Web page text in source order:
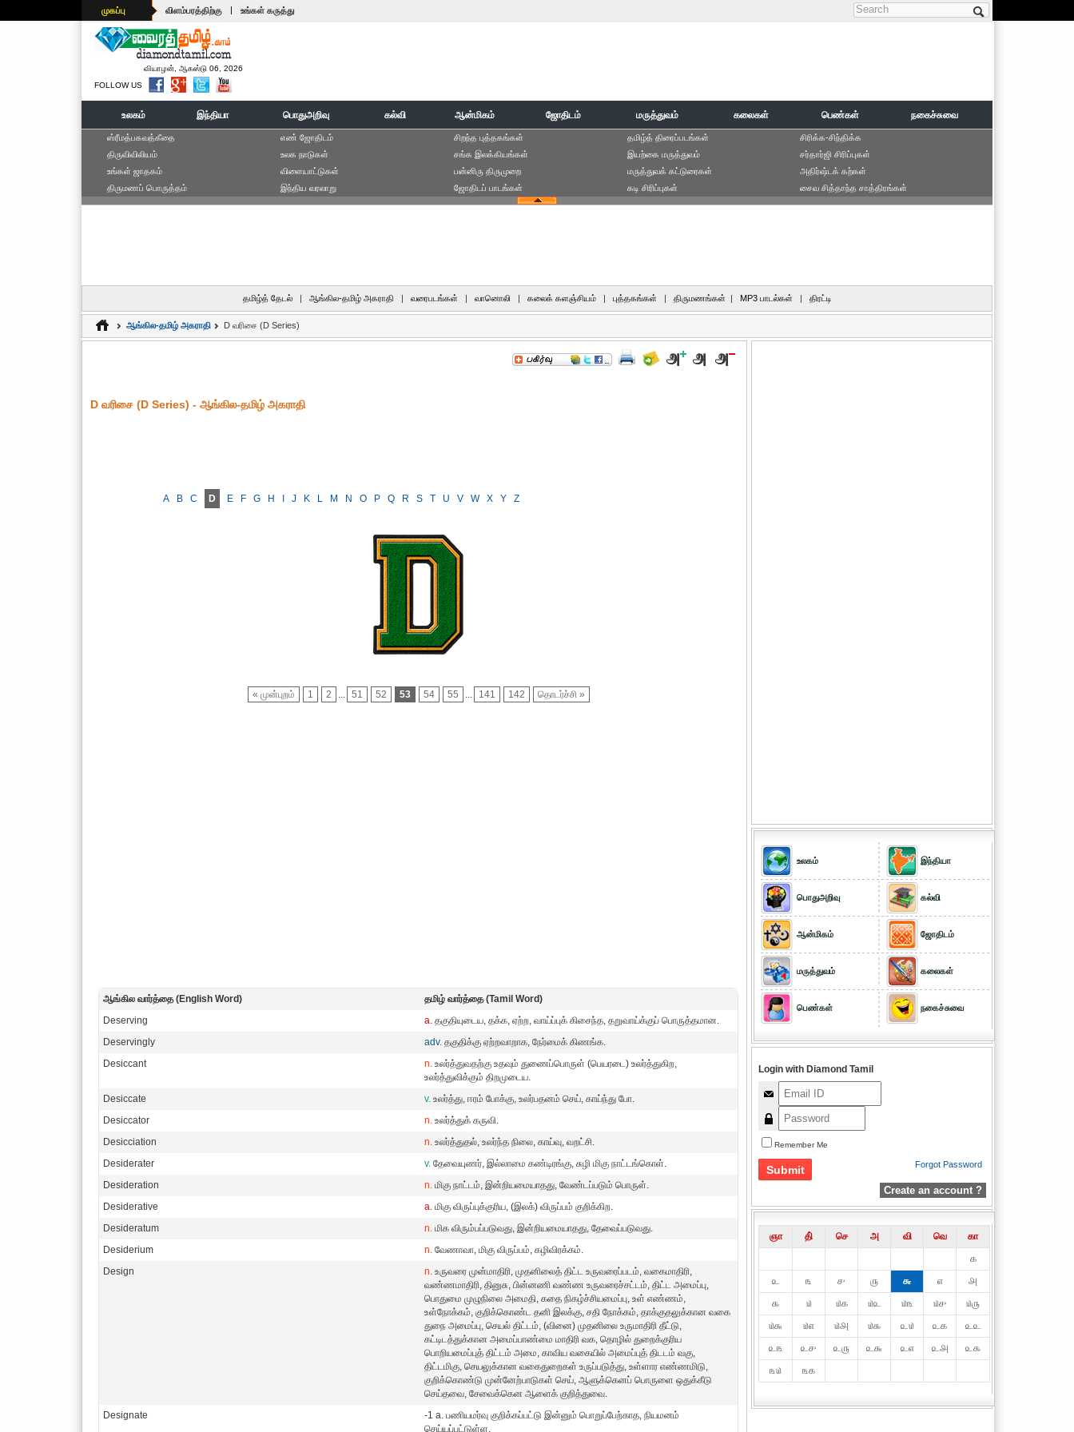
முகப்பு விளம்பரத்திற்கு | உங்கள் கருத்து Search form
வியாழன், ஆகஸ்டு 06, 2026
FOLLOW US
உலகம் இந்தியா பொதுஅறிவு கல்வி ஆன்மிகம் ஜோதிடம் மருத்துவம் கலைகள் பெண்கள் நகைச்சுவை
ஸ்ரீமத்பகவத்கீதை
திருவிவிலியம்
உங்கள் ஜாதகம்
திருமணப் பொருத்தம்
எ‌ண் ஜோ‌திட‌ம்
உலக நாடுகள்
விளையாட்டுகள்
இந்திய வரலாறு
சிறந்த புத்தகங்கள்
சங்க இலக்கியங்கள்
பன்னிரு திருமுறை
ஜோதிடப் பாடங்கள்
தமிழ்த் திரைப்படங்கள்
இயற்கை மருத்துவம்
மருத்துவக் கட்டுரைகள்
கடி சிரிப்புகள்
சிரிக்க-சிந்திக்க
சர்தார்ஜி சிரிப்புகள்
அதிர்ஷ்டக் கற்கள்
சைவ சித்தாந்த சாத்திரங்கள்
தமிழ்த் தேடல் | ஆங்கில-தமிழ் அகராதி | வரைபடங்கள் | வானொலி | கலைக் களஞ்சியம் | புத்தகங்கள் | திருமணங்கள் | MP3 பாடல்கள் | திரட்டி
ஆங்கில-தமிழ் அகராதி D வரிசை (D Series)
D வரிசை (D Series) - ஆங்கில-தமிழ் அகராதி
A B C D E F G H J K L M N O P Q R S T U V W X Y Z
« முன்புறம் 1 2 ... 51 52 53 54 55 ... 141 142 தொடர்ச்சி »
ஆங்கில வார்த்தை (English Word)
தமிழ் வார்த்தை (Tamil Word)
Deserving
a. தகுதியுடைய, தக்க, ஏற்ற, வாய்ப்புக் கிசைந்த, தறுவாய்க்குப் பொருத்தமான.
Deservingly
adv. தகுதிக்கு ஏற்றவாறாக, நேர்மைக் கிணங்க.
Desiccant
n. உலர்த்துவதற்கு உதவும் துணைப்பொருள் (பெயரடை) உலர்த்துகிற,
உலர்த்துவிக்கும் திறமுடைய.
Desiccate
v. உலர்த்து, ஈரம் போக்கு, உலர்பதனம் செய், காய்ந்து போ.
Desiccator
n. உலர்த்துக் கருவி.
Desicciation
n. உலர்த்துதல், உலர்ந்த நிலை, காய்வு, வறட்சி.
Desiderater
v. தேவையுணர், இல்லாமை கண்டிரங்கு, சுழி மிகு நாட்டங்கொள்.
Desideration
n. மிகு நாட்டம், இன்றியமையாதது, வேண்டப்படும் பொருள்.
Desiderative
a. மிகு விருப்புக்குரிய, (இலக்) விருப்பம் குறிக்கிற.
Desideratum
n. மிக விரும்பப்படுவது, இன்றியமையாதது, தேவைப்படுவது.
Desiderium
n. வேணாவா, மிகு விருப்பம், கழிவிரக்கம்.
Design
n. உருவரை முன்மாதிரி, முதனிலைத் திட்ட உருவரைப்படம், வகைமாதிரி,
வண்ணமாதிரி, தினுசு, பின்னணி வண்ண உருவரைச்சட்டம், திட்ட அமைப்பு,
பொதுமை முழுநிலை அமைதி, கதை நிகழ்ச்சியமைப்பு, உள் எண்ணம்,
உள்நோக்கம், குறிக்கொண்ட தனி இலக்கு, சதி நோக்கம், தாக்குதலுக்கான வகை
துநை அமைப்பு, செயல் திட்டம், (வினை) முதனிலை உருமாதிரி தீட்டு,
கட்டிடத்துக்கான அமைப்பாண்மை மாதிரி வக, தொழில் துறைக்குரிய
பொறியமைப்புத் திட்டம் அமை, காவிய வகையில் அமைப்புத் திடடம் வகு,
திட்டமிகு, செயலுக்கான வகைதுறைகள் உருப்படுத்து, உள்ளார எண்ணமிடு,
குறிக்கொண்டு முன்னேற்பாடுகள் செய், ஆளுக்கெனப் பொருளை ஒதுக்கீடு
செய்தவை, சேவைக்கென ஆளைக் குறித்துவை.
Designate
-1 a. பணியமர்வு குறிக்கப்பட்டு இன்னும் பொறுப்பேற்காத, நியமனம்
செய்யப்பட்டுள்ள.
உலகம்
பொதுஅறிவு
ஆன்மிகம்
மருத்துவம்
பெண்கள்
இந்தியா
கல்வி
ஜோதிடம்
கலைகள்
நகைச்சுவை
Login with Diamond Tamil
Remember Me
Forgot Password
Create an account ?
ஞா தி் செ அ வி வெ
கா
௧
௨
௩ ௪ ௫ ௬ ௭
௮
௯
௰ ௰௧ ௰௨ ௰௩ ௰௪
௰௫
௰௬
௰௭ ௰௮ ௰௯ ௨௰ ௨௧
௨௨
௨௩
௨௪ ௨௫ ௨௬ ௨௭ ௨௮
௨௯
௩௰
௩௧